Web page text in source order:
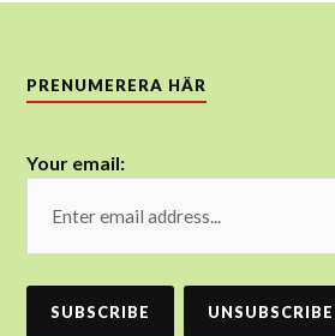
PRENUMERERA HÄR
Your email: